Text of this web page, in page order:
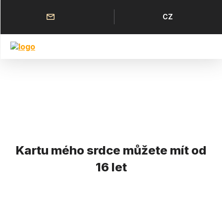
obsahu
Horní
menu
Jazyk
CZ
Kartu mého srdce můžete mít od
16 let